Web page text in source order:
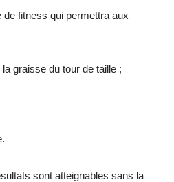
fitness qui permettra aux
graisse du tour de taille ;
sont atteignables sans la